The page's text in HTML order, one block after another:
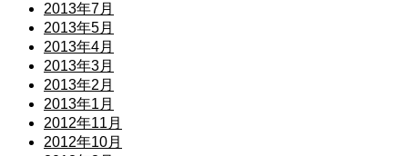
2013年7月
2013年5月
2013年4月
2013年3月
2013年2月
2013年1月
2012年11月
2012年10月